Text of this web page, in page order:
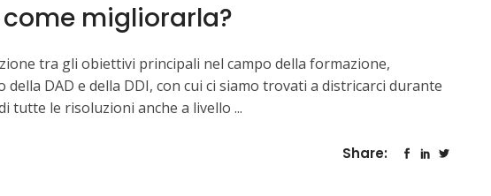
migliorarla?
tra gli obiettivi principali nel campo della formazione,
DAD e della DDI, con cui ci siamo trovati a districarci durante
tutte le risoluzioni anche a livello
Share: